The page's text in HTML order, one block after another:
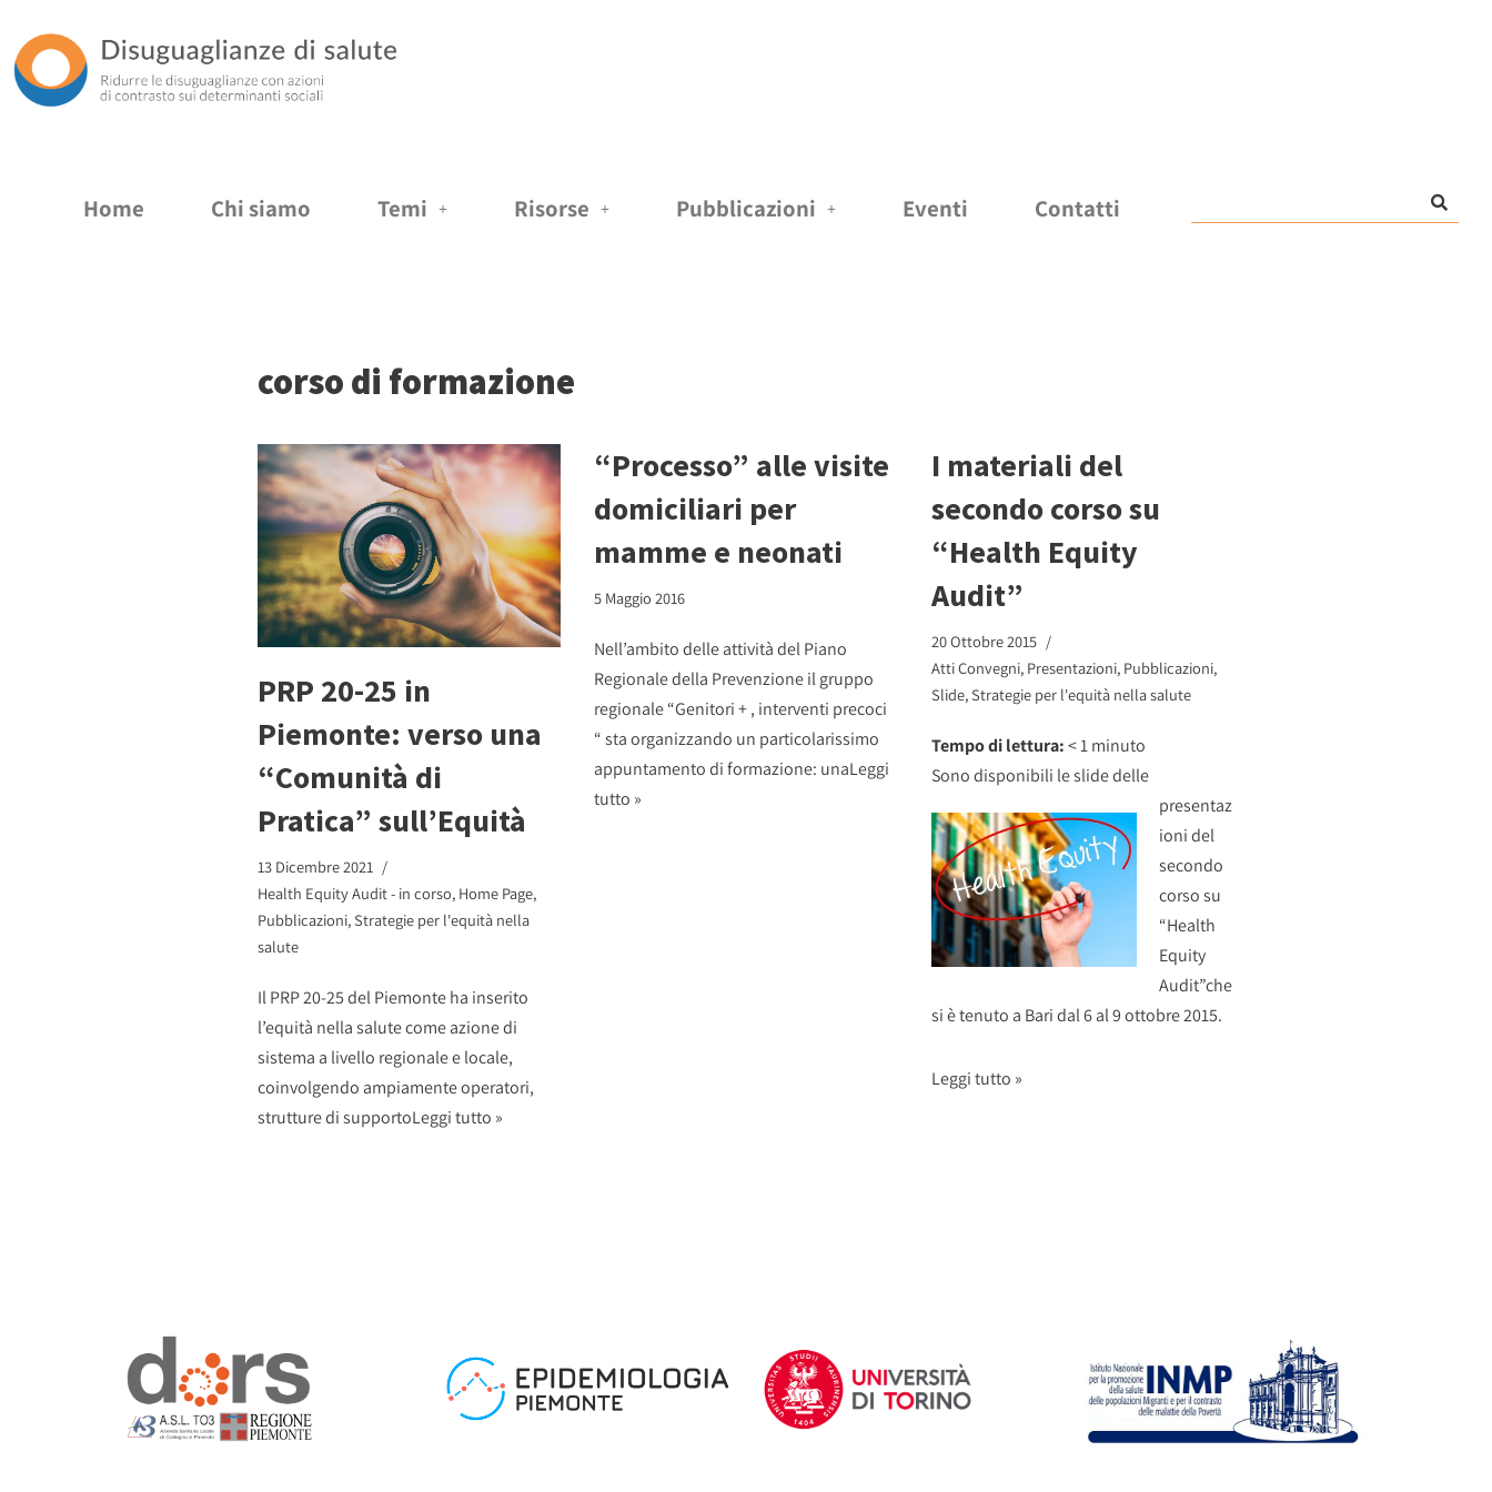
Vai
al
Home Chi siamo Temi Risorse Pubblicazioni Eventi Contatti
corso di formazione
PRP 20-25 in
Piemonte: verso una
“Comunità di
Pratica” sull’Equità
13 Dicembre 2021
Health Equity Audit - in corso, Home Page,
Pubblicazioni,Strategie per l'equità nella
salute
Il PRP 20-25 del Piemonte ha inserito
l’equità nella salute come azione di
sistema a livello regionale e locale,
coinvolgendo ampiamente operatori,
strutture di supportoLeggi tutto »
“Processo” alle visite
domiciliari per
mamme e neonati
5 Maggio 2016
Nell’ambito delle attività del Piano
Regionale della Prevenzione il gruppo
regionale “Genitori + , interventi precoci
“ sta organizzando un particolarissimo
appuntamento di formazione: unaLeggi
tutto »
I materiali del
secondo corso su
“Health Equity
Audit”
20 Ottobre 2015
Atti Convegni, Presentazioni, Pubblicazioni,
Slide,Strategie per l'equità nella salute
Tempo di lettura:< 1 minuto
Sono disponibili le slide delle
presentaz
ioni del
secondo
corso su
“Health
Equity
Audit”che
si è tenuto a Bari dal 6 al 9 ottobre 2015.
Leggi tutto »